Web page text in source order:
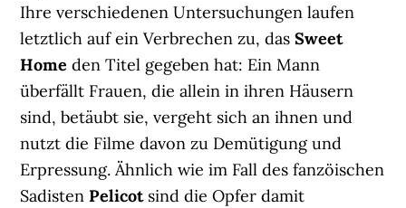
Ihre verschiedenen Untersuchungen laufen
letztlich auf ein Verbrechen zu, dasSweet
Home den Titel gegeben hat: Ein Mann
überfällt Frauen, die allein in ihren Häusern
sind, betäubt sie, vergeht sich an ihnen und
nutzt die Filme davon zu Demütigung und
Erpressung. Ähnlich wie im Fall des fanzöischen
SadistenPelicot sind die Opfer damit